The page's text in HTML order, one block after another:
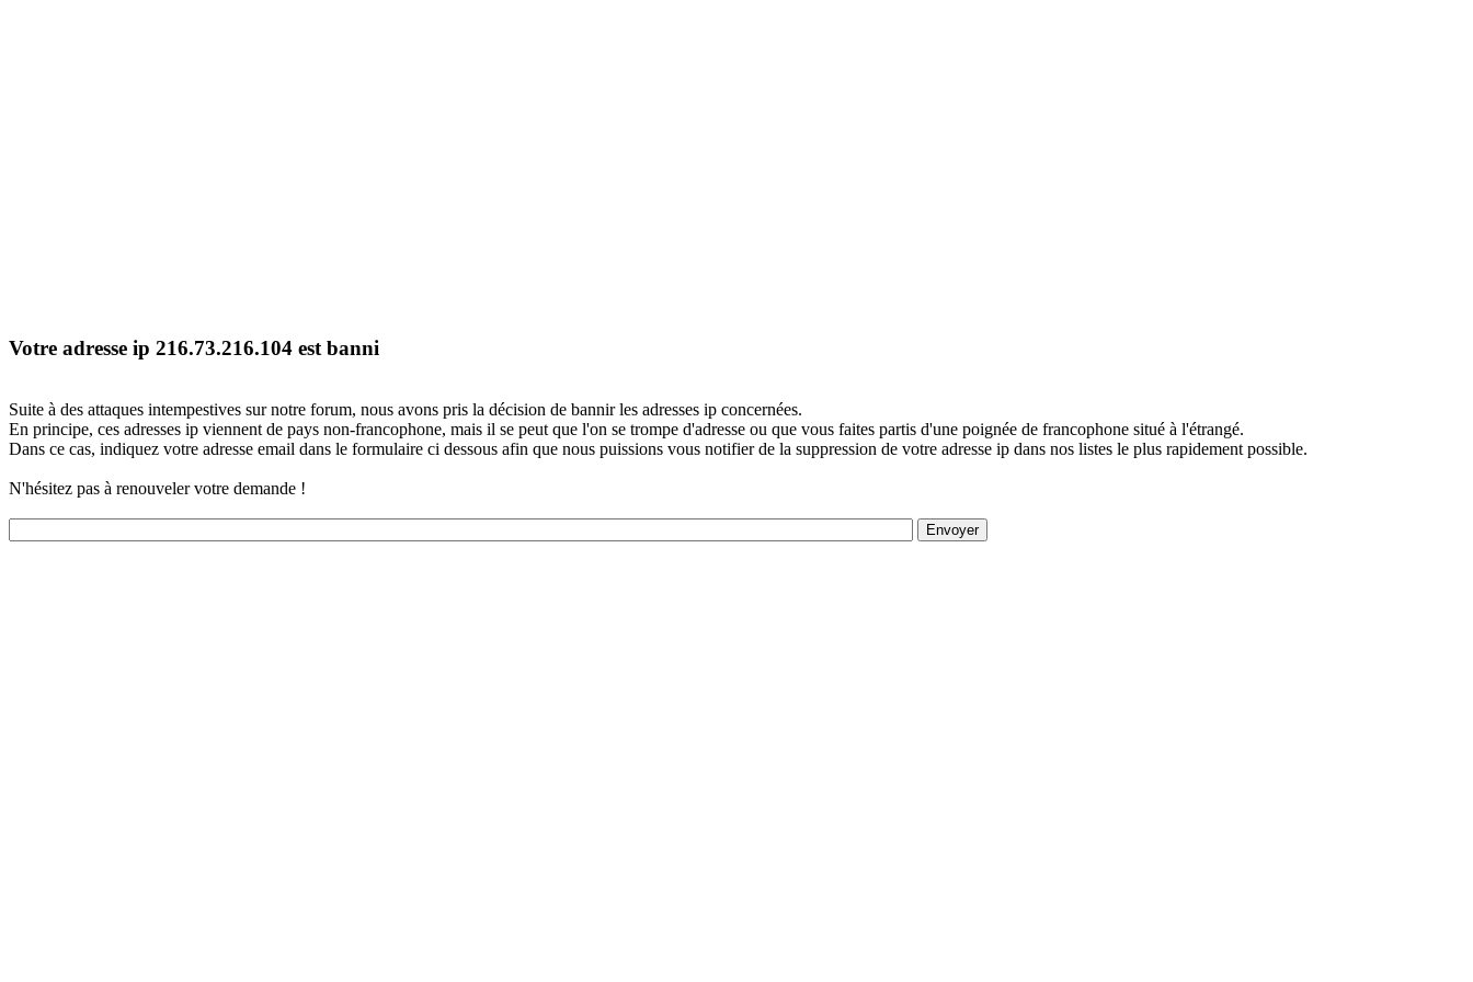
Votre adresse ip 216.73.216.104 est banni
Suite à des attaques intempestives sur notre forum, nous avons pris la décision de bannir les adresses ip concernées.
En principe, ces adresses ip viennent de pays non-francophone, mais il se peut que l'on se trompe d'adresse ou que vous faites partis d'une poignée de francophone situé à l'étrangé.
Dans ce cas, indiquez votre adresse email dans le formulaire ci dessous afin que nous puissions vous notifier de la suppression de votre adresse ip dans nos listes le plus rapidement possible.
N'hésitez pas à renouveler votre demande !